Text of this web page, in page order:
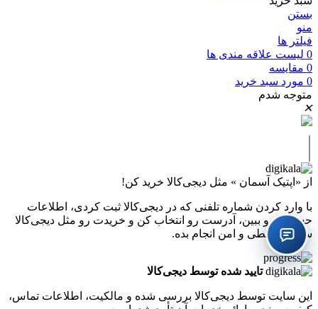
بستن
منو
فیلتر ها
0 لیست علاقه مندی ها
0 مقايسه
0 مورد سبد خرید
متوجه شدم
✕
|
از «اپتیک آسمان » مثل دیجی‌کالا خرید کن!
با وارد کردن شماره تلفنی که در دیجی‌کالا ثبت کردی، اطلاعات
حسابت رو ببین، آدرست رو انتخاب کن و خریدت رو مثل دیجی‌کالا
سریع، قسطی و امن انجام بده.
تایید شده توسط دیجی‌کالا
این سایت توسط دیجی‌کالا بررسی شده و مالکیت، اطلاعات تماس،